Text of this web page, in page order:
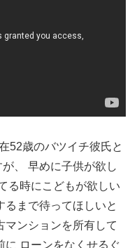
52歳のバツイチ彼氏と
、 早めに子供が欲し
る時にこどもが欲しい
るまで待ってほしいと
マンションを所有して
に ローンをなくせるぐ